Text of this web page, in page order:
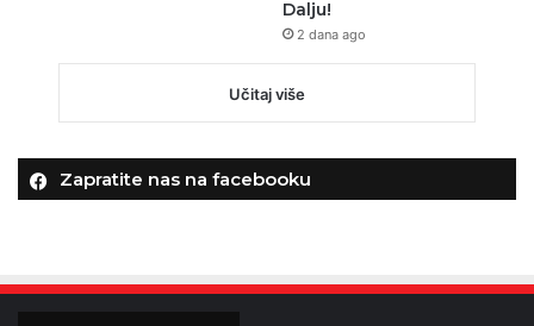
Dalju!
2 dana ago
Učitaj više
Zapratite nas na facebooku